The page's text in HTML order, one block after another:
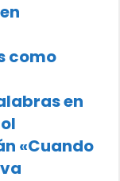
como
en
«Cuando